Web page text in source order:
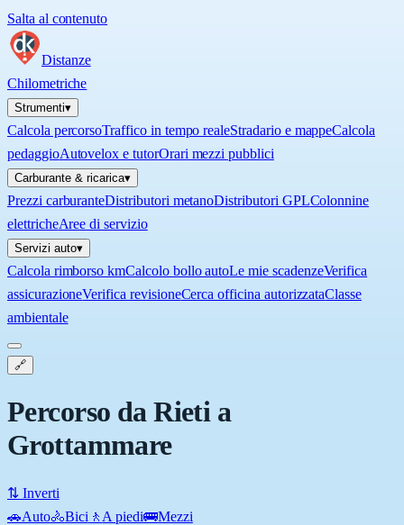
Salta al contenuto
Distanze
Chilometriche
Strumenti▾
Calcola percorsoTraffico in tempo realeStradario e mappeCalcola
pedaggioAutovelox e tutorOrari mezzi pubblici
Carburante & ricarica▾
Prezzi carburanteDistributori metanoDistributori GPLColonnine
elettricheAree di servizio
Servizi auto▾
Calcola rimborso kmCalcolo bollo autoLe mie scadenzeVerifica
assicurazioneVerifica revisioneCerca officina autorizzataClasse
ambientale
🔗
Percorso da Rieti a
Grottammare
⇅ Inverti
🚗Auto🚴Bici 🚶 A piedi🚌Mezzi